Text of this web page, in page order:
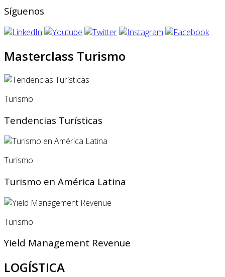
Síguenos
Masterclass Turismo
Turismo
Tendencias Turísticas
Turismo
Turismo en América Latina
Turismo
Yield Management Revenue
LOGÍSTICA